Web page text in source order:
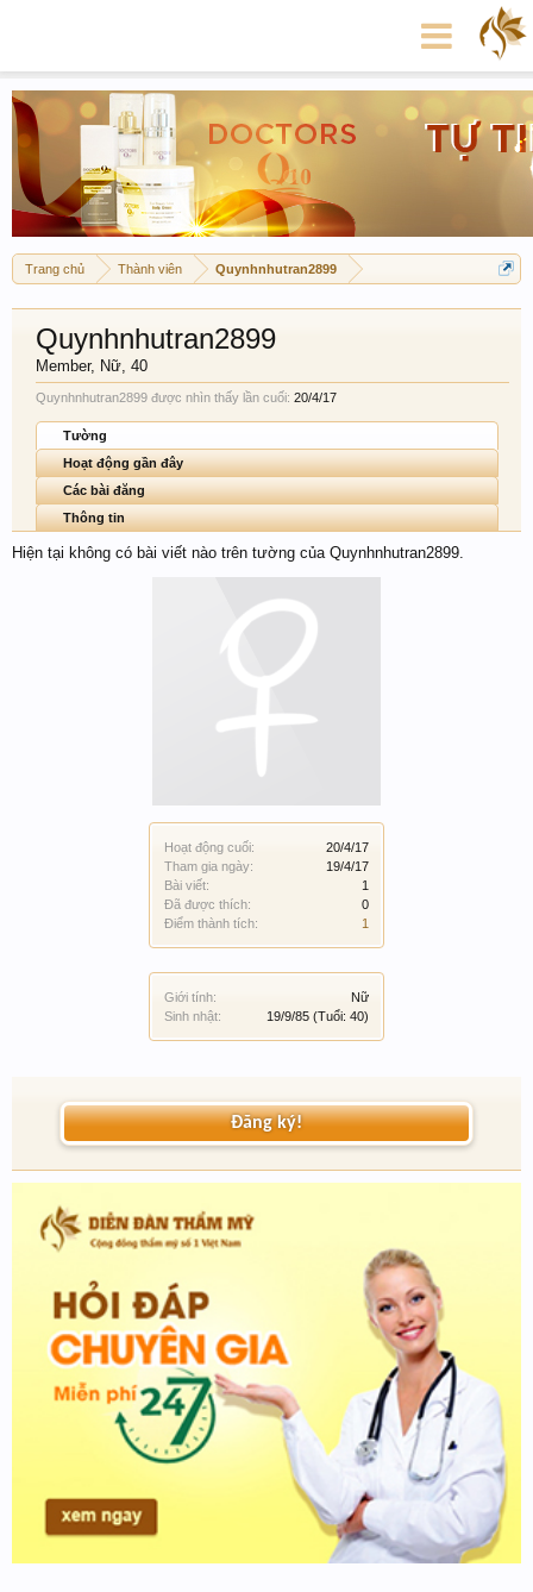
Trang chủ Thành viên Quynhnhutran2899
Hoạt động cuối:
20/4/17
Tham gia ngày:
19/4/17
Bài viết:
1
Đã được thích:
0
Điểm thành tích:
1
Giới tính:
Nữ
Sinh nhật:
19/9/85 (Tuổi: 40)
Quynhnhutran2899
Member, Nữ, 40
Quynhnhutran2899 được nhìn thấy lần cuối: 20/4/17
Tường
Hoạt động gần đây
Các bài đăng
Thông tin
Hiện tại không có bài viết nào trên tường của Quynhnhutran2899.
Đăng ký!